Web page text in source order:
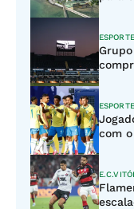
com